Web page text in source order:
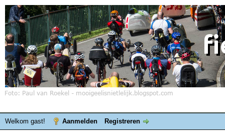
Welkom gast! Aanmelden Registreren